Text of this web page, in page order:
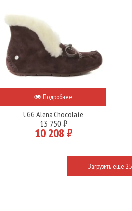
Подробнее
UGG Alena Chocolate
13 750 ₽
10 208 ₽
Загрузить еще 25